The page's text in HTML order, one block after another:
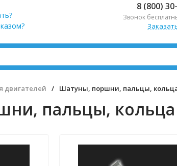
8 (800)
Звонок
двигателей / Шатуны, поршни, пальцы,
пальцы, кольца